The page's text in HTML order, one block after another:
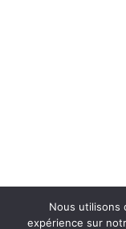
Nous utilisons
expérience sur